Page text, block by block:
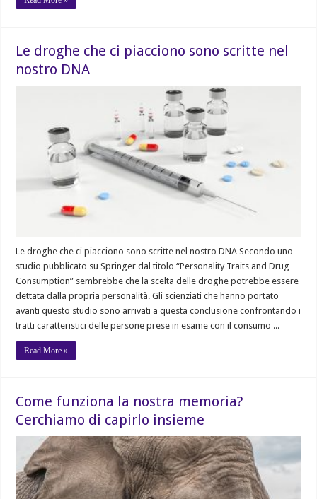
Le droghe che ci piacciono sono scritte nel
nostro DNA
Le droghe che ci piacciono sono scritte nel nostro DNA Secondo uno
studio pubblicato su Springer dal titolo “Personality Traits and Drug
Consumption” sembrebbe che la scelta delle droghe potrebbe essere
dettata dalla propria personalità. Gli scienziati che hanno portato
avanti questo studio sono arrivati a questa conclusione confrontando i
tratti caratteristici delle persone prese in esame con il consumo ...
Read More »
Come funziona la nostra memoria?
Cerchiamo di capirlo insieme